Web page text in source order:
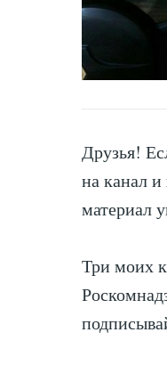
Друзья!
на канал
материал
Три моих